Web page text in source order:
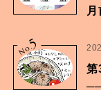
No.5
第